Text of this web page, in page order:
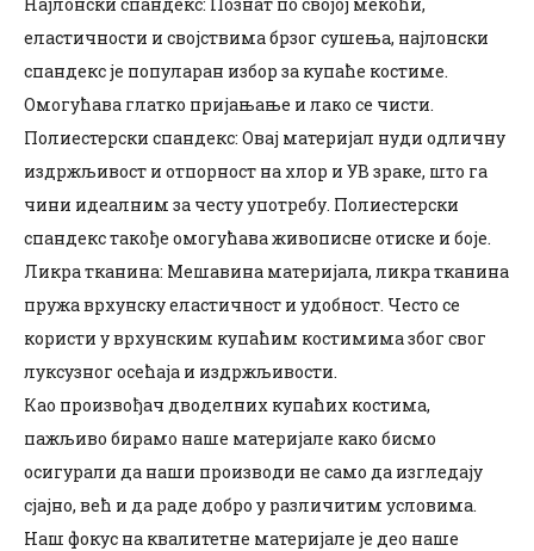
еластичности и својствима брзог сушења, најлонски
спандекс је популаран избор за купаће костиме.
Омогућава глатко пријањање и лако се чисти.
Полиестерски спандекс: Овај материјал нуди одличну
издржљивост и отпорност на хлор и УВ зраке, што га
чини идеалним за честу употребу. Полиестерски
спандекс такође омогућава живописне отиске и боје.
Ликра тканина: Мешавина материјала, ликра тканина
пружа врхунску еластичност и удобност. Често се
користи у врхунским купаћим костимима због свог
луксузног осећаја и издржљивости.
Као произвођач дводелних купаћих костима,
пажљиво бирамо наше материјале како бисмо
осигурали да наши производи не само да изгледају
сјајно, већ и да раде добро у различитим условима.
Наш фокус на квалитетне материјале је део наше